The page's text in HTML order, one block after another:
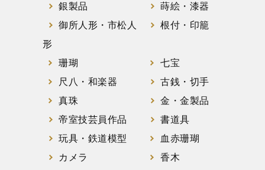
銀製品
蒔絵・漆器
御所人形・市松人
形
根付・印籠
珊瑚
七宝
尺八・和楽器
古銭・切手
真珠
金・金製品
帝室技芸員作品
書道具
玩具・鉄道模型
血赤珊瑚
カメラ
香木